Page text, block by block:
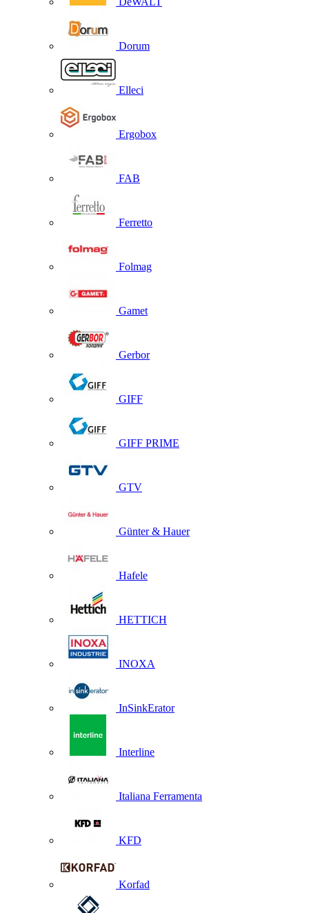
Dorum
Elleci
Ergobox
FAB
Ferretto
Folmag
Gamet
Gerbor
GIFF
GIFF PRIME
GTV
Günter & Hauer
Hafele
HETTICH
INOXA
InSinkErator
Interline
Italiana Ferramenta
KFD
Korfad